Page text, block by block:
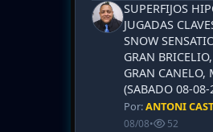
SUPERFIJOS
JUGADAS
SNOW
GRAN
GRAN CANELO,
(SABADO 08-
Por:ANTONI
08/08• 52